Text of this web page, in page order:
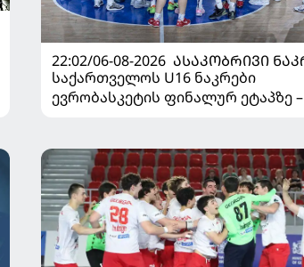
22:02/06-08-2026 ᲐᲡᲐᲙᲝᲑᲠᲘᲕᲘ
საქართველოს U16 ნაკრები
ევრობასკეტის ფინალურ ეტაპზე –